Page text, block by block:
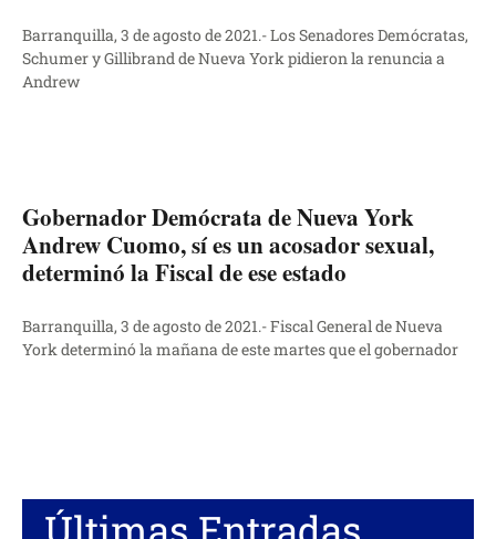
Barranquilla, 3 de agosto de 2021.- Los Senadores Demócratas,
Schumer y Gillibrand de Nueva York pidieron la renuncia a
Andrew
Gobernador Demócrata de Nueva York
Andrew Cuomo, sí es un acosador sexual,
determinó la Fiscal de ese estado
Barranquilla, 3 de agosto de 2021.- Fiscal General de Nueva
York determinó la mañana de este martes que el gobernador